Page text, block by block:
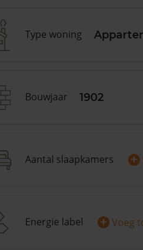
Type woning
Bouwjaar 1902
Aantal slaapkamers +
Energie label + Voeg